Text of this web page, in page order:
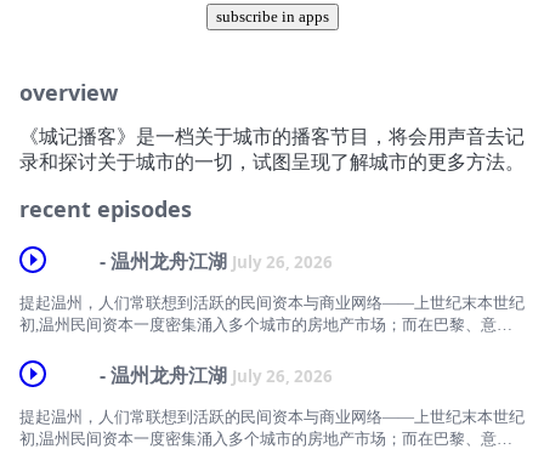
subscribe in apps
overview
《城记播客》是一档关于城市的播客节目，将会用声音去记
录和探讨关于城市的一切，试图呈现了解城市的更多方法。
recent episodes
- 温州龙舟江湖 July 26, 2026
提起温州，人们常联想到活跃的民间资本与商业网络——上世纪末本世纪
初,温州民间资本一度密集涌入多个城市的房地产市场；而在巴黎、意大
大，温州话也成为社区内部日常交流的重要语言之一。
近两年，美食、工艺、山野等在地文化内容的持续挖掘，让“温州性”有了
更多元的注脚。几年前，我在社交媒体上注意到有人开始系统记录温州的
龙舟文化，他们把龙舟基地、训练和巡游的路线标注在地图上，记录并梳
- 温州龙舟江湖 July 26, 2026
提起温州，人们常联想到活跃的民间资本与商业网络——上世纪末本世纪
初,温州民间资本一度密集涌入多个城市的房地产市场；而在巴黎、意大